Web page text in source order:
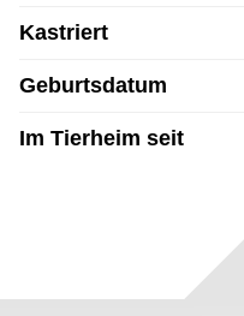
Kastriert
Geburtsdatum
Im Tierheim seit